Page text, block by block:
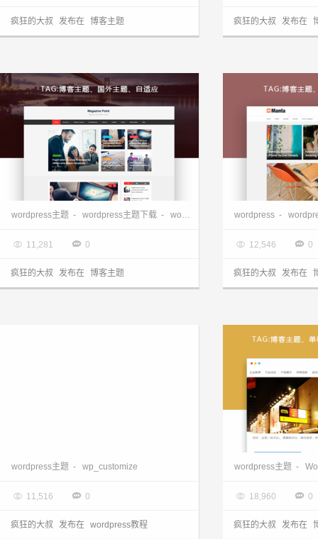
疯狂的大叔 发布在 博客主题 疯狂的大叔 发布在
wordpress杂志主题-Magazine Point
wordpress主题 - wordpress主题下载 - wordpress免费主题 - wordpress博客
 11,281  0
疯狂的大叔 发布在 博客主题
wordpress -
 12,546  0
疯狂的大叔 发布在
wordpress主题 - wp_customize
 11,516  0
疯狂的大叔 发布在 wordpress教程
wordpress主题 -
 18,960  0
疯狂的大叔 发布在